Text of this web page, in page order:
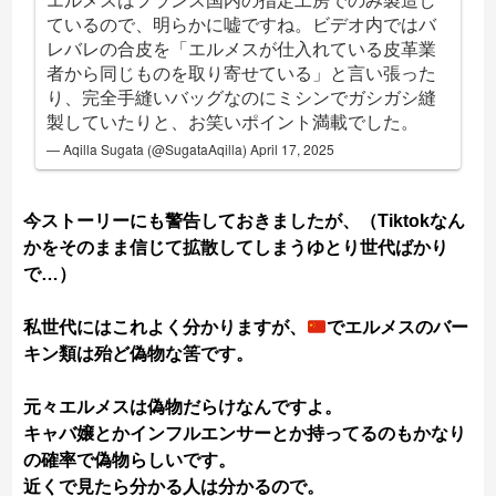
ているので、明らかに嘘ですね。ビデオ内ではバ
レバレの合皮を「エルメスが仕入れている皮革業
者から同じものを取り寄せている」と言い張った
り、完全手縫いバッグなのにミシンでガシガシ縫
製していたりと、お笑いポイント満載でした。
— Aqilla Sugata (@SugataAqilla)April 17, 2025
今ストーリーにも警告しておきましたが、（Tiktokなん
かをそのまま信じて拡散してしまうゆとり世代ばかり
で…）
私世代にはこれよく分かりますが、
でエルメスのバー
キン類は殆ど偽物な筈です。
元々エルメスは偽物だらけなんですよ。
キャバ嬢とかインフルエンサーとか持ってるのもかなり
の確率で偽物らしいです。
近くで見たら分かる人は分かるので。